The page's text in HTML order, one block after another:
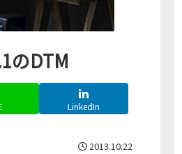
のDTM
LinkedIn
2013.10.22